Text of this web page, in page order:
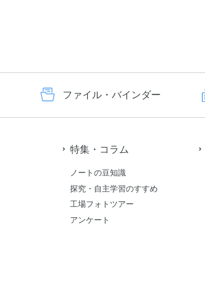
ファイル・バインダー
特集・コラム
ノートの豆知識
探究・自主学習のすすめ
工場フォトツアー
アンケート